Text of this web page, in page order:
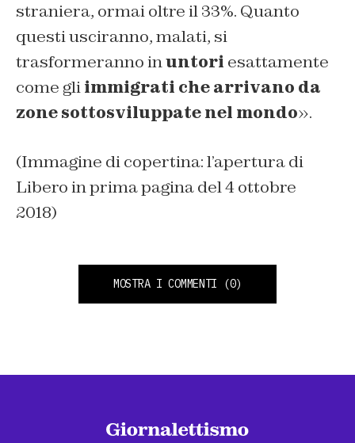
straniera, ormai oltre il 33%. Quanto
questi usciranno, malati, si
trasformeranno inuntori esattamente
come gliimmigrati che arrivano da
zone sottosviluppate nel mondo».
(Immagine di copertina: l’apertura di
Libero in prima pagina del 4 ottobre
2018)
MOSTRA I COMMENTI (0)